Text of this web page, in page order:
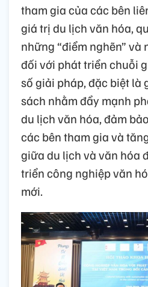
tham gia của các bên
giá trị du lịch văn hóa,
những “điểm nghẽn” và
đối với phát triển chuỗi
số giải pháp, đặc biệt là
sách nhằm đẩy mạnh
du lịch văn hóa, đảm
các bên tham gia và
giữa du lịch và văn hóa
triển công nghiệp văn
mới.